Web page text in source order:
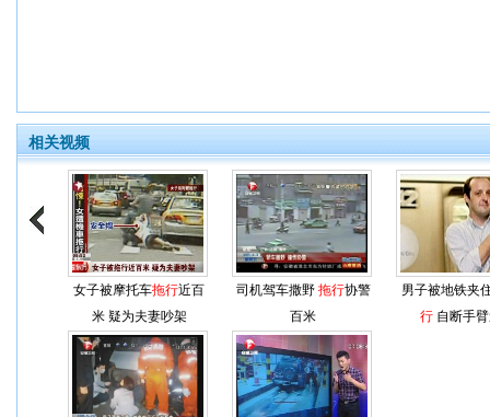
相关视频
女子被摩托车拖行近百
米 疑为夫妻吵架
司机驾车撒野 拖行协警
百米
男子被地铁夹
行自断手臂